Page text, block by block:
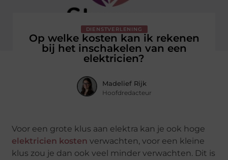
DIENSTVERLENING
Op welke kosten kan ik rekenen
bij het inschakelen van een
elektricien?
Madelief Rijk
Hoofdredacteur
Voor een grote klus aan elektra kan je ook hoge
elektricien kosten verwachten, voor een kleine
klus zou je dan ook veel minder verwachten. Dit is